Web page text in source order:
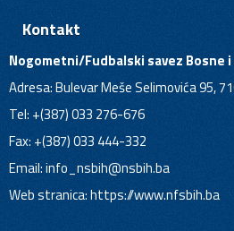
Kontakt
Nogometni/Fudbalski savez Bosne
Adresa: Bulevar Meše Selimovića 95,
Tel: +(387) 033 276-676
Fax: +(387) 033 444-332
Email:info_nsbih@nsbih.ba
Web stranica: https://www.nfsbih.ba